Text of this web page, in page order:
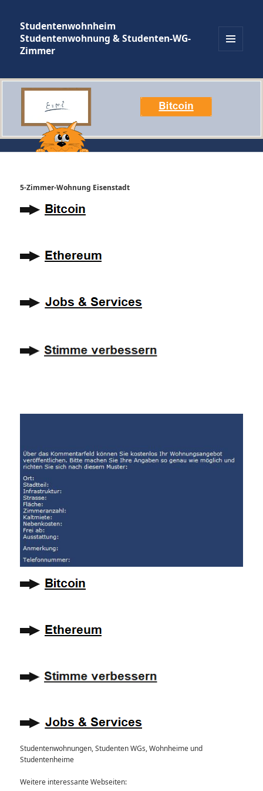
Studentenwohnheim
Studentenwohnung & Studenten-WG-
Zimmer
5-Zimmer-Wohnung Eisenstadt
Studentenwohnungen, Studenten WGs, Wohnheime und
Studentenheime
Weitere interessante Webseiten: